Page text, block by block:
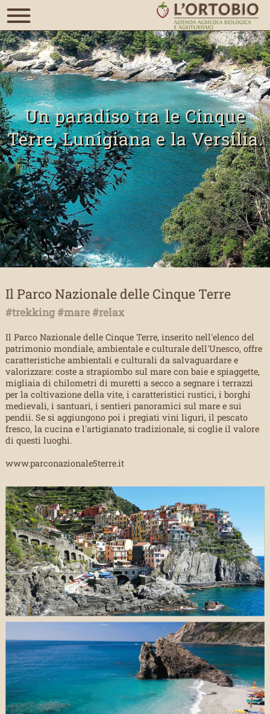
Un paradiso tra le Cinque
Terre, Lunigiana e la Versilia.
Il Parco Nazionale delle Cinque Terre
#trekking #mare #relax
Il Parco Nazionale delle Cinque Terre, inserito nell'elenco del
patrimonio mondiale, ambientale e culturale dell'Unesco, offre
caratteristiche ambientali e culturali da salvaguardare e
valorizzare: coste a strapiombo sul mare con baie e spiaggette,
migliaia di chilometri di muretti a secco a segnare i terrazzi
per la coltivazione della vite, i caratteristici rustici, i borghi
medievali, i santuari, i sentieri panoramici sul mare e sui
pendii. Se si aggiungono poi i pregiati vini liguri, il pescato
fresco, la cucina e l'artigianato tradizionale, si coglie il valore
di questi luoghi.
www.parconazionale5terre.it